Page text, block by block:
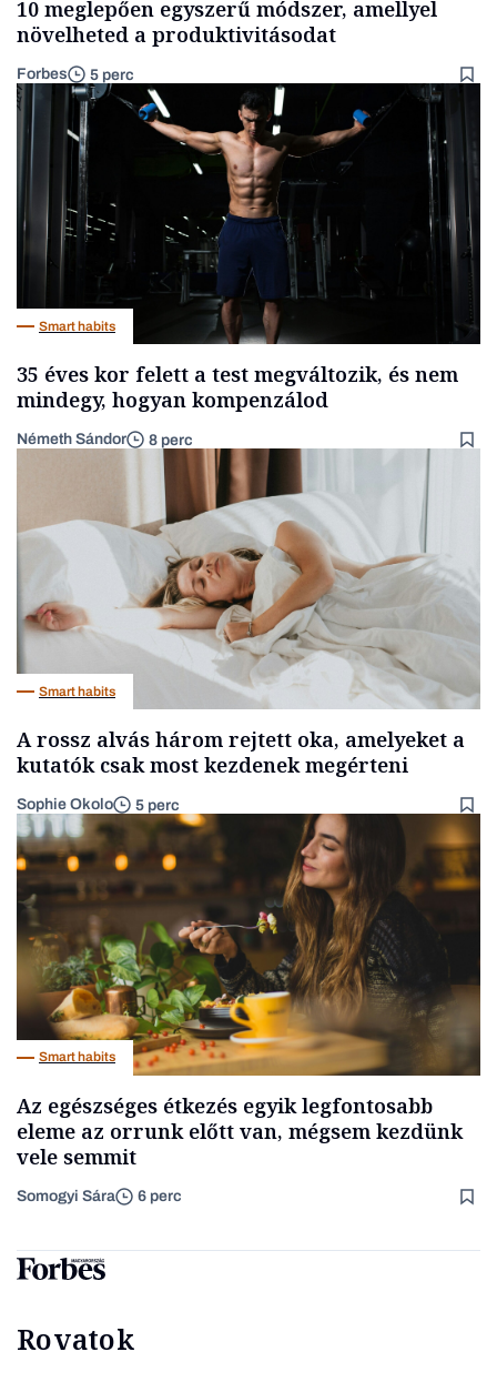
10 meglepően egyszerű módszer, amellyel
növelheted a produktivitásodat
Forbes 5 perc
Smart habits
35 éves kor felett a test megváltozik, és nem
mindegy, hogyan kompenzálod
Németh Sándor 8 perc
Smart habits
A rossz alvás három rejtett oka, amelyeket a
kutatók csak most kezdenek megérteni
Sophie Okolo 5 perc
Smart habits
Az egészséges étkezés egyik legfontosabb
eleme az orrunk előtt van, mégsem kezdünk
vele semmit
Somogyi Sára 6 perc
Rovatok